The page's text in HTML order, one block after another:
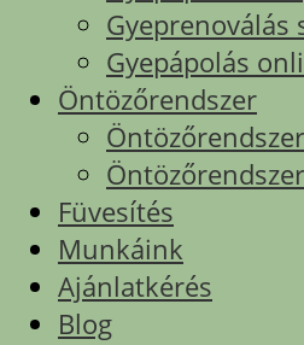
Gyeprenoválás
Gyepápolás
Öntözőrendszer
Füvesítés
Munkáink
Ajánlatkérés
Blog